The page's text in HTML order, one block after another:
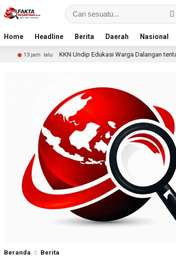
Home Headline Berita Daerah Nasional
KKN Undip Edukasi Warga Dalangan tentang Pencegahan
Beranda Berita